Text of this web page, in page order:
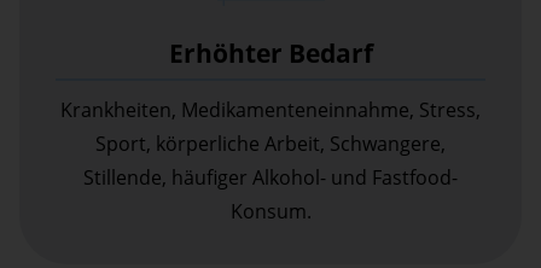
Erhöhter Bedarf
Krankheiten, Medikamenteneinnahme, Stress,
Sport, körperliche Arbeit, Schwangere,
Stillende, häufiger Alkohol- und Fastfood-
Konsum.